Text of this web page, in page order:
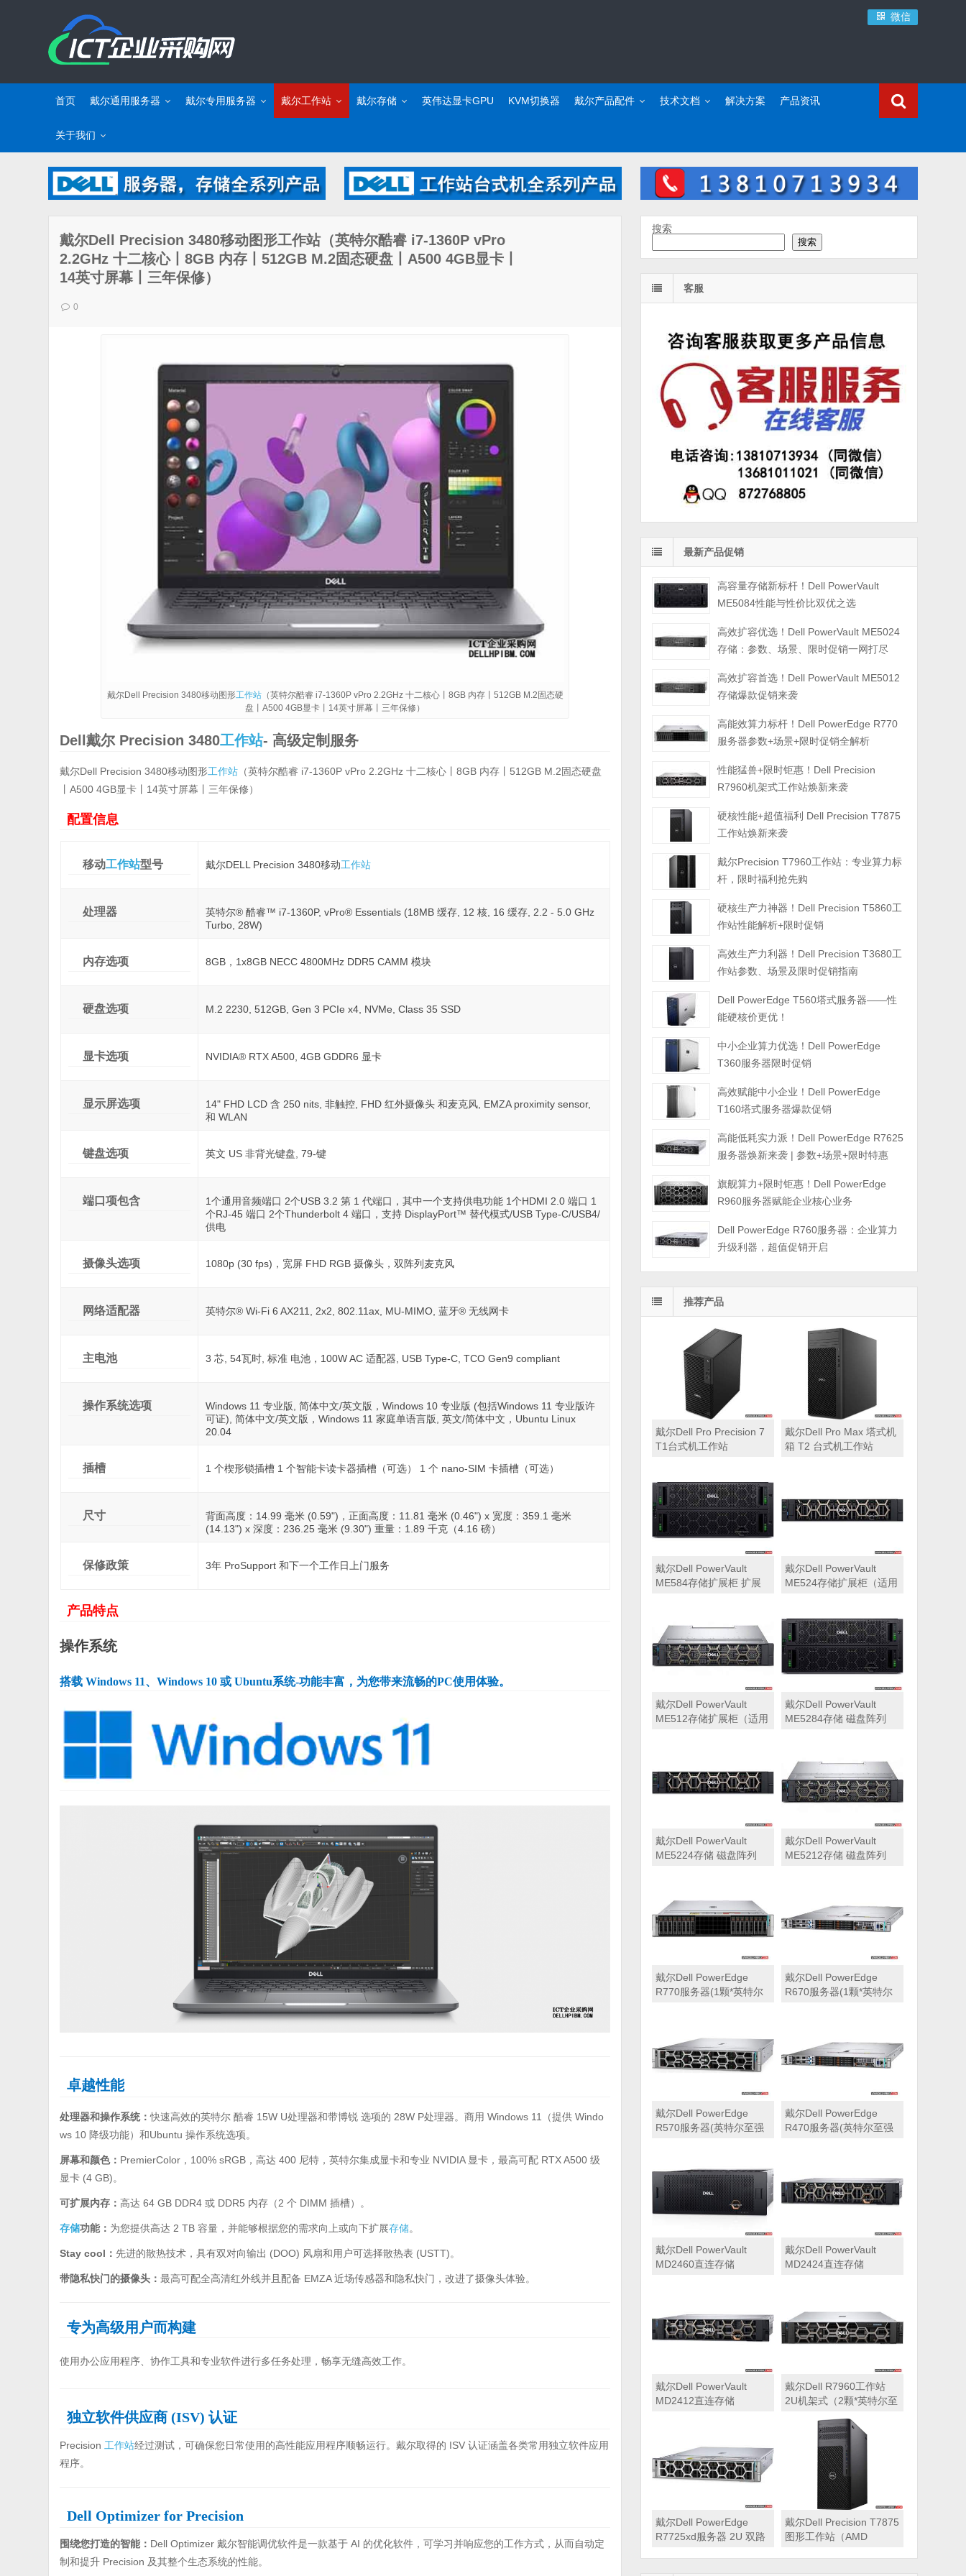
微信
首页 戴尔通用服务器 戴尔专用服务器 戴尔工作站 戴尔存储 英伟达显卡GPU KVM切换器 戴尔产品配件 技术文档 解决方案 产品资讯
关于我们
戴尔Dell Precision 3480移动图形工作站（英特尔酷睿 i7-1360P vPro
2.2GHz 十二核心丨8GB 内存丨512GB M.2固态硬盘丨A500 4GB显卡丨
14英寸屏幕丨三年保修）
0
戴尔Dell Precision 3480移动图形工作站（英特尔酷睿 i7-1360P vPro 2.2GHz 十二核心丨8GB 内存丨512GB M.2固态硬
盘丨A500 4GB显卡丨14英寸屏幕丨三年保修）
Dell戴尔 Precision 3480工作站- 高级定制服务
戴尔Dell Precision 3480移动图形工作站 （英特尔酷睿 i7-1360P vPro 2.2GHz 十二核心丨8GB 内存丨512GB M.2固态硬盘
丨A500 4GB显卡丨14英寸屏幕丨三年保修）
配置信息
移动工作站型号 戴尔DELL Precision 3480移动工作站
处理器
英特尔® 酷睿™ i7-1360P, vPro® Essentials (18MB 缓存, 12 核, 16 缓存, 2.2 - 5.0 GHz
Turbo, 28W)
内存选项 8GB，1x8GB NECC 4800MHz DDR5 CAMM 模块
硬盘选项 M.2 2230, 512GB, Gen 3 PCIe x4, NVMe, Class 35 SSD
显卡选项 NVIDIA® RTX A500, 4GB GDDR6 显卡
显示屏选项
14" FHD LCD 含 250 nits, 非触控, FHD 红外摄像头 和麦克风, EMZA proximity sensor,
和 WLAN
键盘选项 英文 US 非背光键盘, 79-键
端口项包含
1个通用音频端口 2个USB 3.2 第 1 代端口，其中一个支持供电功能 1个HDMI 2.0 端口 1
个RJ-45 端口 2个Thunderbolt 4 端口，支持 DisplayPort™ 替代模式/USB Type-C/USB4/
供电
摄像头选项 1080p (30 fps)，宽屏 FHD RGB 摄像头，双阵列麦克风
网络适配器 英特尔® Wi-Fi 6 AX211, 2x2, 802.11ax, MU-MIMO, 蓝牙® 无线网卡
主电池 3 芯, 54瓦时, 标准 电池，100W AC 适配器, USB Type-C, TCO Gen9 compliant
操作系统选项
Windows 11 专业版, 简体中文/英文版，Windows 10 专业版 (包括Windows 11 专业版许
可证), 简体中文/英文版，Windows 11 家庭单语言版, 英文/简体中文，Ubuntu Linux
20.04
插槽 1 个楔形锁插槽 1 个智能卡读卡器插槽（可选） 1 个 nano-SIM 卡插槽（可选）
尺寸
背面高度：14.99 毫米 (0.59")，正面高度：11.81 毫米 (0.46") x 宽度：359.1 毫米
(14.13") x 深度：236.25 毫米 (9.30") 重量：1.89 千克（4.16 磅）
保修政策 3年 ProSupport 和下一个工作日上门服务
产品特点
操作系统
搭载 Windows 11、Windows 10 或 Ubuntu系统-功能丰富，为您带来流畅的PC使用体验。
卓越性能
处理器和操作系统：快速高效的英特尔 酷睿 15W U处理器和带博锐 选项的 28W P处理器。商用 Windows 11（提供 Windo
ws 10 降级功能）和Ubuntu 操作系统选项。
屏幕和颜色： PremierColor，100% sRGB，高达 400 尼特，英特尔集成显卡和专业 NVIDIA 显卡，最高可配 RTX A500 级
显卡 (4 GB)。
可扩展内存：高达 64 GB DDR4 或 DDR5 内存（2 个 DIMM 插槽）。
存储功能： 为您提供高达 2 TB 容量，并能够根据您的需求向上或向下扩展存储。
Stay cool： 先进的散热技术，具有双对向输出 (DOO) 风扇和用户可选择散热表 (USTT)。
带隐私快门的摄像头：最高可配全高清红外线并且配备 EMZA 近场传感器和隐私快门，改进了摄像头体验。
专为高级用户而构建
使用办公应用程序、协作工具和专业软件进行多任务处理，畅享无缝高效工作。
独立软件供应商 (ISV) 认证
Precision 工作站经过测试，可确保您日常使用的高性能应用程序顺畅运行。戴尔取得的 ISV 认证涵盖各类常用独立软件应用
程序。
Dell Optimizer for Precision
围绕您打造的智能： Dell Optimizer 戴尔智能调优软件是一款基于 AI 的优化软件，可学习并响应您的工作方式，从而自动定
制和提升 Precision 及其整个生态系统的性能。
搜索
搜索
客服
最新产品促销
高容量存储新标杆！Dell PowerVault
ME5084性能与性价比双优之选
高效扩容优选！Dell PowerVault ME5024
存储：参数、场景、限时促销一网打尽
高效扩容首选！Dell PowerVault ME5012
存储爆款促销来袭
高能效算力标杆！Dell PowerEdge R770
服务器参数+场景+限时促销全解析
性能猛兽+限时钜惠！Dell Precision
R7960机架式工作站焕新来袭
硬核性能+超值福利 Dell Precision T7875
工作站焕新来袭
戴尔Precision T7960工作站：专业算力标
杆，限时福利抢先购
硬核生产力神器！Dell Precision T5860工
作站性能解析+限时促销
高效生产力利器！Dell Precision T3680工
作站参数、场景及限时促销指南
Dell PowerEdge T560塔式服务器——性
能硬核价更优！
中小企业算力优选！Dell PowerEdge
T360服务器限时促销
高效赋能中小企业！Dell PowerEdge
T160塔式服务器爆款促销
高能低耗实力派！Dell PowerEdge R7625
服务器焕新来袭 | 参数+场景+限时特惠
旗舰算力+限时钜惠！Dell PowerEdge
R960服务器赋能企业核心业务
Dell PowerEdge R760服务器：企业算力
升级利器，超值促销开启
推荐产品
戴尔Dell Pro Precision 7
T1台式机工作站
戴尔Dell Pro Max 塔式机
箱 T2 台式机工作站
戴尔Dell PowerVault
ME584存储扩展柜 扩展
ME5224，ME5284等主
存储扩展）
戴尔Dell PowerVault
ME524存储扩展柜（适用
戴尔Dell PowerVault
ME512存储扩展柜（适用
戴尔Dell PowerVault
ME5284存储 磁盘阵列
戴尔Dell PowerVault
ME5224存储 磁盘阵列
戴尔Dell PowerVault
ME5212存储 磁盘阵列
戴尔Dell PowerEdge
R770服务器(1颗*英特尔
PERC H965i阵列卡丨
800W双电源丨三年保修)
戴尔Dell PowerEdge
R670服务器(1颗*英特尔
PERC H965i阵列卡丨
800W双电源丨三年保修)
戴尔Dell PowerEdge
R570服务器(英特尔至强
SSD固态硬盘丨PERC
H965i阵列卡丨800W双电
源丨三年保修)
戴尔Dell PowerEdge
R470服务器(英特尔至强
H965i阵列卡丨800W双电
源丨三年保修)
戴尔Dell PowerVault
MD2460直连存储
戴尔Dell PowerVault
MD2424直连存储
戴尔Dell PowerVault
MD2412直连存储
戴尔Dell R7960工作站
2U机架式（2颗*英特尔至
十四核心丨256GB 内存
丨1T固态硬盘+2块*8TB
硬盘丨2*RTX A6000
48GB显卡丨2400W双电
源丨三年质保）
戴尔Dell PowerEdge
R7725xd服务器 2U 双路
戴尔Dell Precision T7875
图形工作站（AMD